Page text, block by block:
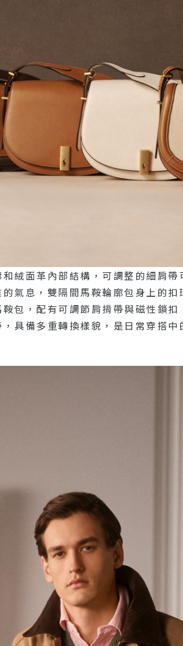
絨面革內部結構，可調整的細肩
氣息，雙隔間馬鞍輪廓包身上的
包，配有可調節肩揹帶與磁性鎖
具備多重轉換樣貌，是日常穿搭